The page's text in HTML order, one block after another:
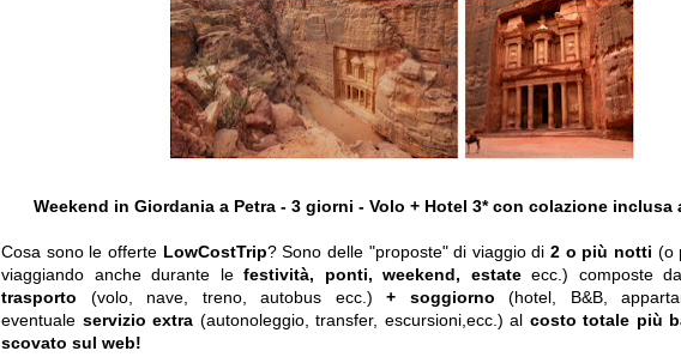
Weekend in Giordania a Petra - 3 giorni - Volo + Hotel 3* con colazione inclusa
Cosa sono le offerte LowCostTrip? Sono delle "proposte" di viaggio di2 o più notti (o
viaggiando anche durante lefestività, ponti, weekend, estateecc.) composte da
trasporto (volo, nave, treno, autobus ecc.) + soggiorno (hotel, B&B,
eventuale servizio extra (autonoleggio, transfer, escursioni,ecc.) al costo totale più
scovato sul web!